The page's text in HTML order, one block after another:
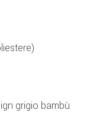
grigio bambù